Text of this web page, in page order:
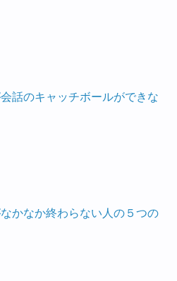
話のキャッチボールができな
かなか終わらない人の５つの